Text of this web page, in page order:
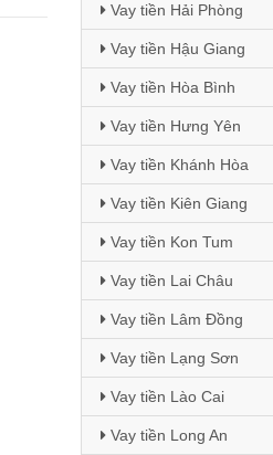
Vay tiền Hải Phòng
Vay tiền Hậu Giang
Vay tiền Hòa Bình
Vay tiền Hưng Yên
Vay tiền Khánh Hòa
Vay tiền Kiên Giang
Vay tiền Kon Tum
Vay tiền Lai Châu
Vay tiền Lâm Đồng
Vay tiền Lạng Sơn
Vay tiền Lào Cai
Vay tiền Long An